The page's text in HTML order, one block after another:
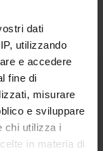
dati
utilizzando
e accedere
fine di
misurare
e sviluppare
chi utilizza i
in materia di